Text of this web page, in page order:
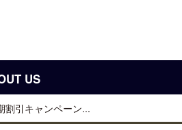
US
割引キャンペーン...